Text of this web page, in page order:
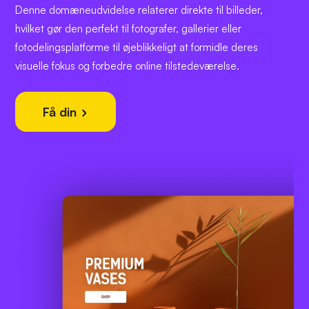
Denne domæneudvidelse relaterer direkte til billeder,
hvilket gør den perfekt til fotografer, gallerier eller
fotodelingsplatforme til øjeblikkeligt at formidle deres
visuelle fokus og forbedre online tilstedeværelse.
Få din